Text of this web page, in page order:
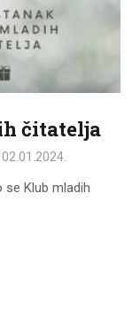
čitatelja
02.01.2024.
se Klub mladih